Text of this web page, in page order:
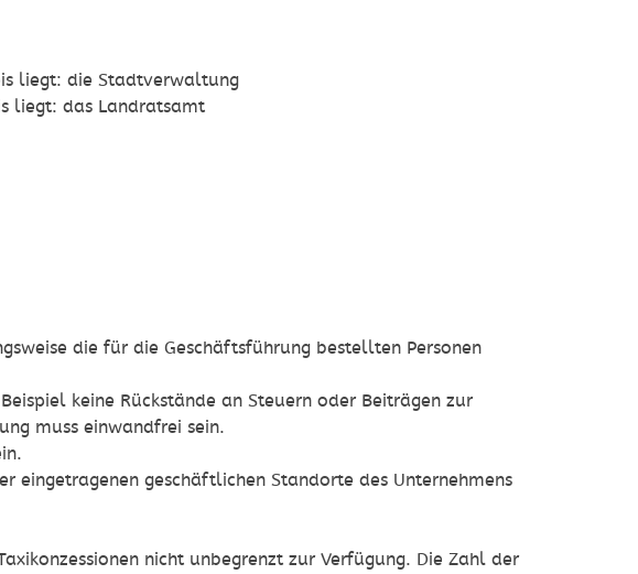
liegt: die Stadtverwaltung
liegt: das Landratsamt
die für die Geschäftsführung bestellten Personen
keine Rückstände an Steuern oder Beiträgen zur
muss einwandfrei sein.
eingetragenen geschäftlichen Standorte des Unternehmens
nicht unbegrenzt zur Verfügung. Die Zahl der